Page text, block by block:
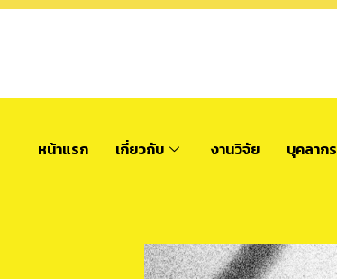
หน้าแรก เกี่ยวกับ งานวิจัย บุคลากร